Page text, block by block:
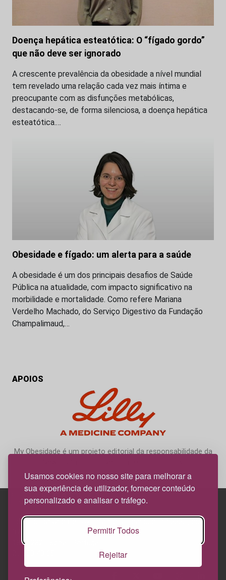
Usamos cookies no nosso site para melhorar a
sua experiência de utilizador, fornecer conteúdo
personalizado e analisar o tráfego.
Permitir Todos
Rejeitar
Doença hepática esteatótica: O “fígado gordo”
que não deve ser ignorado
A crescente prevalência da obesidade a nível mundial
tem revelado uma relação cada vez mais íntima e
preocupante com as disfunções metabólicas,
destacando-se, de forma silenciosa, a doença hepática
esteatótica.…
Obesidade e fígado: um alerta para a saúde
A obesidade é um dos principais desafios de Saúde
Pública na atualidade, com impacto significativo na
morbilidade e mortalidade. Como refere Mariana
Verdelho Machado, do Serviço Digestivo da Fundação
Champalimaud,…
APOIOS
My Obesidade é um projeto editorial da responsabilidade da
Edif. Lisboa Oriente | Av. Infante D. Henrique, n.º 333H, esc.
1800-282 Lisboa | Portugal